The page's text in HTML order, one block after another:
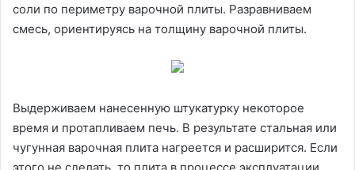
соли по периметру варочной плиты. Разравниваем
смесь, ориентируясь на толщину варочной плиты.
Выдерживаем нанесенную штукатурку некоторое
время и протапливаем печь. В результате стальная или
чугунная варочная плита нагреется и расширится. Если
этого не сделать, то плита в процессе эксплуатации